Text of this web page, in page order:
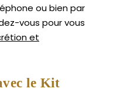
ou bien par
vous pour vous
et
le Kit